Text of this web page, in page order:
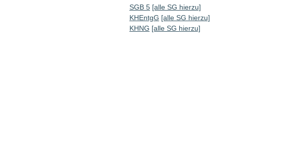
SGB 5 [alle SG hierzu]
KHEntgG [alle SG hierzu]
KHNG [alle SG hierzu]